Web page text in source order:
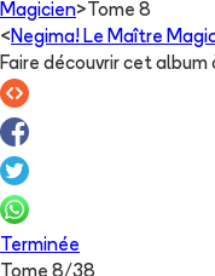
Magicien> Tome 8
< Negima! Le Maître
Faire découvrir cet album
Terminée